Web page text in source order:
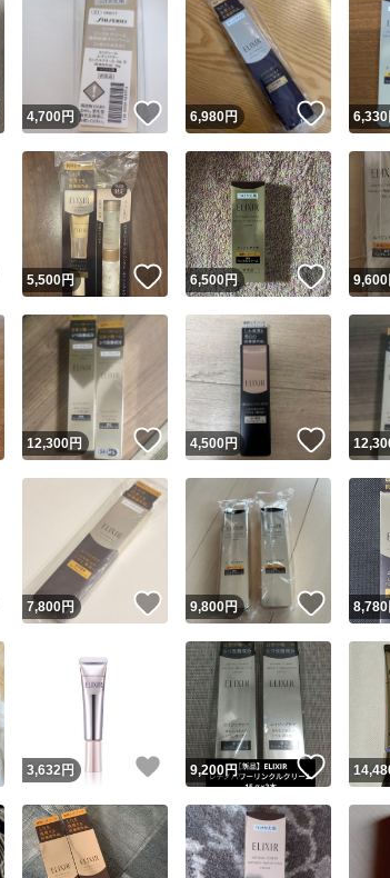
いいね！
4,700円 いいね！
6,980円 いいね
6,330
いいね！
5,500円 いいね！
6,500円 いいね
9,600
いいね！
12,300円 いいね！
4,500円 いいね
いいね！
7,800円 いいね！
9,800円 いいね
8,780
いいね！
3,632円 いいね！
9,200円 いいね